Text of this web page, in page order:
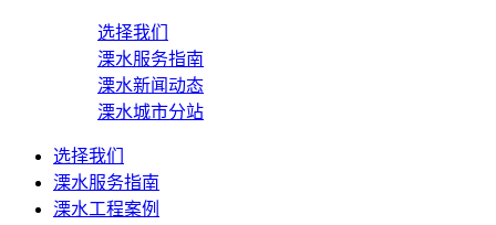
选择我们
溧水服务指南
溧水新闻动态
溧水城市分站
选择我们
溧水服务指南
溧水工程案例